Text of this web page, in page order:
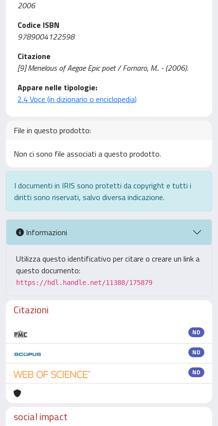
2006
Codice ISBN
9789004122598
Citazione
[9] Menelaus of Aegae Epic poet / Fornaro, M.. - (2006).
Appare nelle tipologie:
2.4 Voce (in dizionario o enciclopedia)
File in questo prodotto:
Non ci sono file associati a questo prodotto.
I documenti in IRIS sono protetti da copyright e tutti i
diritti sono riservati, salvo diversa indicazione.
Informazioni
Utilizza questo identificativo per citare o creare un link a
questo documento:
https://hdl.handle.net/11388/175879
Citazioni
ND
ND
ND
social impact